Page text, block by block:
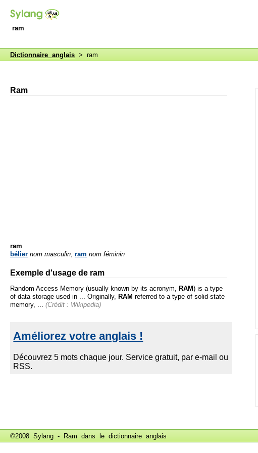
ram
Dictionnaire anglais > ram
Ram
ram
bélier nom masculin ram nom féminin
Exemple d'usage de ram
Random Access Memory (usually known by its acronym, RAM) is a type
of data storage used in ... Originally, RAM referred to a type of solid-state
memory, ...
(Crédit : Wikipedia)
©2008 Sylang - Ram dans le dictionnaire anglais